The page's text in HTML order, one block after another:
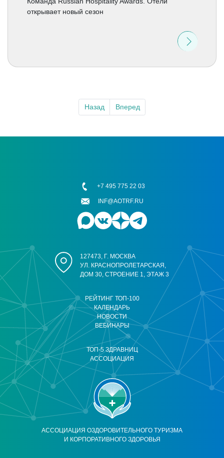
открывает новый сезон
Назад Вперед
АССОЦИАЦИЯ ОЗДОРОВИТЕЛЬНОГО ТУРИЗМА
И КОРПОРАТИВНОГО ЗДОРОВЬЯ
РЕЙТИНГ ТОП-100
КАЛЕНДАРЬ
НОВОСТИ
ВЕБИНАРЫ
ТОП-5 ЗДРАВНИЦ
АССОЦИАЦИЯ
127473, Г. МОСКВА
УЛ. КРАСНОПРОЛЕТАРСКАЯ,
ДОМ 30, СТРОЕНИЕ 1, ЭТАЖ 3
+7 495 775 22 03
INF@AOTRF.RU